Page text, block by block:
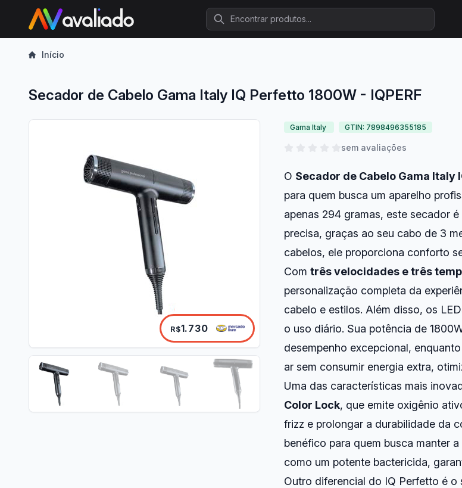
Procurar
Início
Secador de Cabelo Gama Italy IQ Perfetto 1800W - IQPERF
R$1.730
Gama Italy GTIN: 7898496355185
sem avaliações
O Secador de Cabelo Gama Italy
para quem busca um aparelho
apenas 294 gramas, este secador
precisa, graças ao seu cabo de 3
cabelos, ele proporciona conforto
Comtrês velocidades e três
personalização completa da
cabelo e estilos. Além disso, os
o uso diário. Sua potência de
desempenho excepcional,
ar sem consumir energia extra,
Uma das características mais
Color Lock, que emite oxigênio
frizz e prolongar a durabilidade da
benéfico para quem busca manter
como um potente bactericida,
Outro diferencial do IQ Perfetto é o